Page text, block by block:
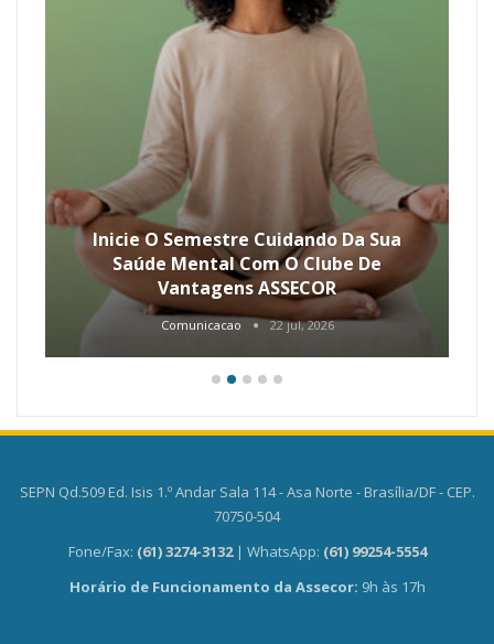
Inicie O Semestre Cuidando Da Sua
Saúde Mental Com O Clube De
Vantagens ASSECOR
Comunicacao 22 jul, 2026
SEPN Qd.509 Ed. Isis 1.º Andar Sala 114 - Asa Norte - Brasília/DF - CEP.
70750-504
Fone/Fax: (61) 3274-3132 | WhatsApp: (61) 99254-5554
Horário de Funcionamento da Assecor: 9h às 17h